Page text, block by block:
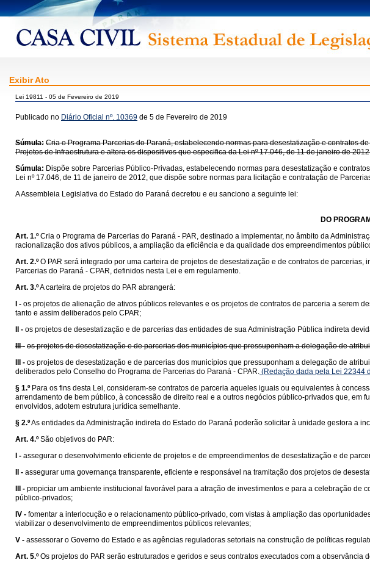
Exibir Ato
Lei 19811 - 05 de Fevereiro de 2019
Publicado no Diário Oficial nº. 10369 de 5 de Fevereiro de 2019
Súmula: Cria o Programa Parcerias do Paraná, estabelecendo normas para desestatização e contratos
Projetos de Infraestrutura e altera os dispositivos que especifica da Lei nº 17.046, de 11 de janeiro de
Súmula: Dispõe sobre Parcerias Público-Privadas, estabelecendo normas para desestatização e
Lei nº 17.046, de 11 de janeiro de 2012, que dispõe sobre normas para licitação e contratação de
A Assembleia Legislativa do Estado do Paraná decretou e eu sanciono a seguinte lei:
DO
Art. 1.º Cria o Programa de Parcerias do Paraná - PAR, destinado a implementar, no âmbito da
racionalização dos ativos públicos, a ampliação da eficiência e da qualidade dos empreendimentos
Art. 2.º O PAR será integrado por uma carteira de projetos de desestatização e de contratos de
Parcerias do Paraná - CPAR, definidos nesta Lei e em regulamento.
Art. 3.ºA carteira de projetos do PAR abrangerá:
I - os projetos de alienação de ativos públicos relevantes e os projetos de contratos de parceria a serem
tanto e assim deliberados pelo CPAR;
II - os projetos de desestatização e de parcerias das entidades de sua Administração Pública indireta
III - os projetos de desestatização e de parcerias dos municípios que pressuponham a delegação de
III - os projetos de desestatização e de parcerias dos municípios que pressuponham a delegação de
deliberados pelo Conselho do Programa de Parcerias do Paraná - CPAR. (Redação dada pela Lei 22344
§ 1.º Para os fins desta Lei, consideram-se contratos de parceria aqueles iguais ou equivalentes à
arrendamento de bem público, à concessão de direito real e a outros negócios público-privados que,
envolvidos, adotem estrutura jurídica semelhante.
§ 2.ºAs entidades da Administração indireta do Estado do Paraná poderão solicitar à unidade gestora a
Art. 4.º São objetivos do PAR:
I - assegurar o desenvolvimento eficiente de projetos e de empreendimentos de desestatização e de
II - assegurar uma governança transparente, eficiente e responsável na tramitação dos projetos de
III - propiciar um ambiente institucional favorável para a atração de investimentos e para a celebração
público-privados;
IV - fomentar a interlocução e o relacionamento público-privado, com vistas à ampliação das
viabilizar o desenvolvimento de empreendimentos públicos relevantes;
V - assessorar o Governo do Estado e as agências reguladoras setoriais na construção de políticas
Art. 5.º Os projetos do PAR serão estruturados e geridos e seus contratos executados com a observância